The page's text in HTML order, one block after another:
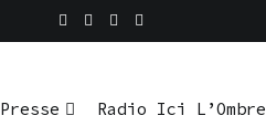
Presse Radio Ici L’Ombre